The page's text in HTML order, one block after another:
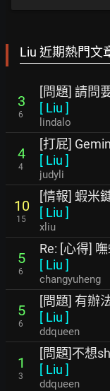
Liu 近期熱門文
3
6
[問題] 請問
[ Liu ]
lindalo
4
4
[打屁]
[ Liu ]
judyli
10
15
[情報] 蝦米
[ Liu ]
xliu
5
6
Re: [心得]
[ Liu ]
changyuheng
5
6
[問題] 有辦
[ Liu ]
ddqueen
1
3
[問題]不想
[ Liu ]
ddqueen